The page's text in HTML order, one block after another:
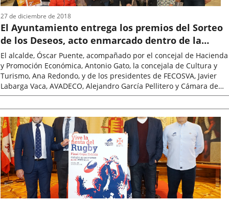
El Ayuntamiento entrega los premios del Sorteo
de los Deseos, acto enmarcado dentro de la
Campaña Navideña de Promoción del Comercio
El alcalde, Óscar Puente, acompañado por el concejal de Hacienda
y Promoción Económica, Antonio Gato, la concejala de Cultura y
Turismo, Ana Redondo, y de los presidentes de FECOSVA, Javier
Labarga Vaca, AVADECO, Alejandro García Pellitero y Cámara de
Comercio,...
de
la
noticia
27 de diciembre de 2018